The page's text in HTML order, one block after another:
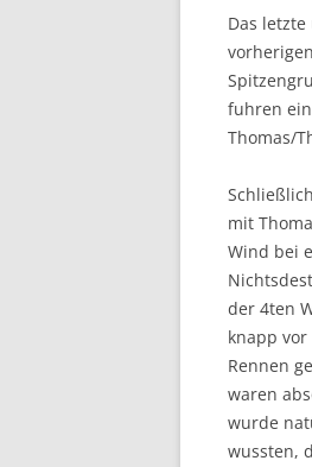
Das
fuhren
Thomas/
mit
Wind bei
der 4ten
knapp
Rennen
waren
wurde
wussten,